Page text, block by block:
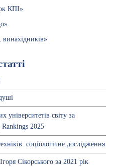
КПІ»
університетів світу за
2025
соціологічне дослідження
Сікорського за 2021 рік